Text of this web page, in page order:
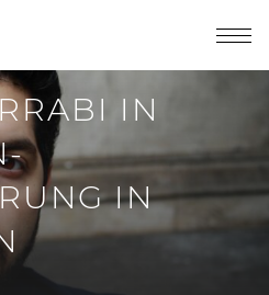
IN
IN